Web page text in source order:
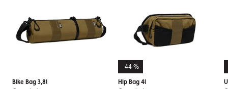
Bike Bag 3,8l
-44 %
Hip Bag 4l